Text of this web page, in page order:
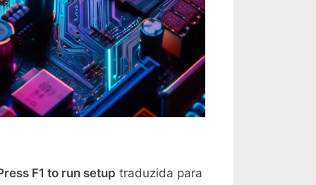
F1 to run setup traduzida para